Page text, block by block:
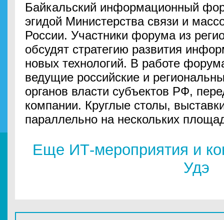
Байкальский информационный
эгидой Министерства связи и
России. Участники форума из
обсудят стратегию развития
новых технологий. В работе
ведущие российские и
органов власти субъектов РФ,
компании. Круглые столы,
параллельно на нескольких
Еще ИТ-мероприятия и
Удэ